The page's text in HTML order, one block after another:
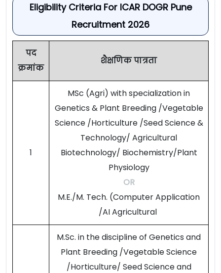
Eligibility Criteria For ICAR DOGR Pune
Recruitment 2026
पद
क्रमांक
शैक्षणिक पात्रता
1
MSc (Agri) with specialization in
Genetics & Plant Breeding /Vegetable
Science /Horticulture /Seed Science &
Technology/ Agricultural
Biotechnology/ Biochemistry/Plant
Physiology
OR
M.E./M. Tech. (Computer Application
/AI Agricultural
M.Sc. in the discipline of Genetics and
Plant Breeding /Vegetable Science
/Horticulture/ Seed Science and